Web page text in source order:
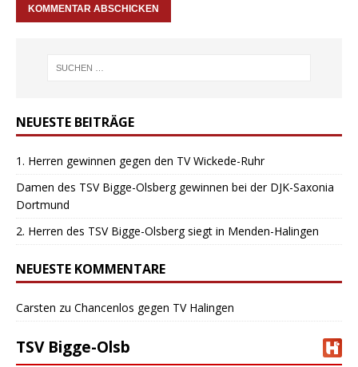
NEUESTE BEITRÄGE
1. Herren gewinnen gegen den TV Wickede-Ruhr
Damen des TSV Bigge-Olsberg gewinnen bei der DJK-Saxonia
Dortmund
2. Herren des TSV Bigge-Olsberg siegt in Menden-Halingen
NEUESTE KOMMENTARE
Carsten zu Chancenlos gegen TV Halingen
TSV Bigge-Olsb